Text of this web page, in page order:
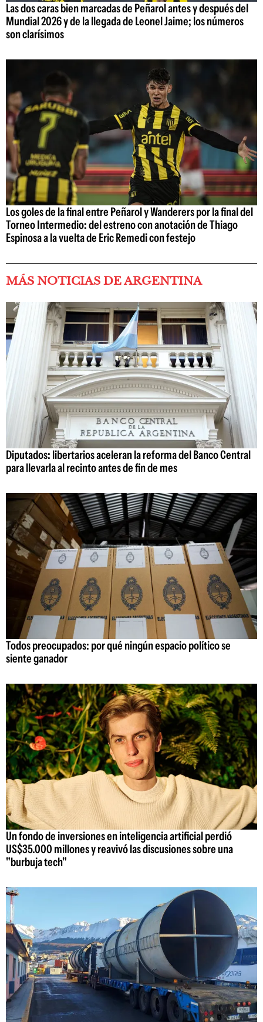
Las dos caras bien marcadas de Peñarol antes y después del
Mundial 2026 y de la llegada de Leonel Jaime; los números
son clarísimos
Los goles de la final entre Peñarol y Wanderers por la final del
Torneo Intermedio: del estreno con anotación de Thiago
Espinosa a la vuelta de Eric Remedi con festejo
MÁS NOTICIAS DE ARGENTINA
Diputados: libertarios aceleran la reforma del Banco Central
para llevarla al recinto antes de fin de mes
Todos preocupados: por qué ningún espacio político se
siente ganador
Un fondo de inversiones en inteligencia artificial perdió
US$35.000 millones y reavivó las discusiones sobre una
"burbuja tech"